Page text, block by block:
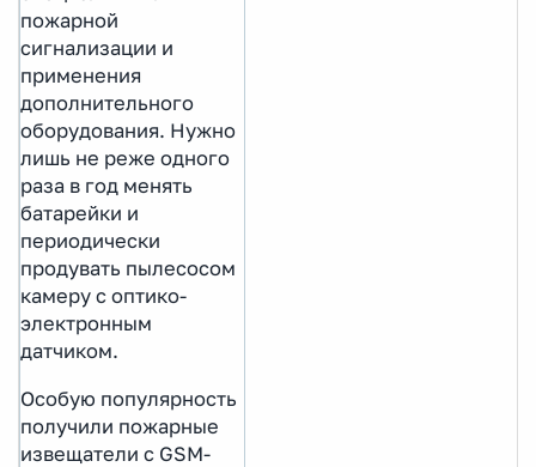
пожарной
сигнализации и
применения
дополнительного
оборудования. Нужно
лишь не реже одного
раза в год менять
батарейки и
периодически
продувать пылесосом
камеру с оптико-
электронным
датчиком.
Особую популярность
получили пожарные
извещатели с GSM-